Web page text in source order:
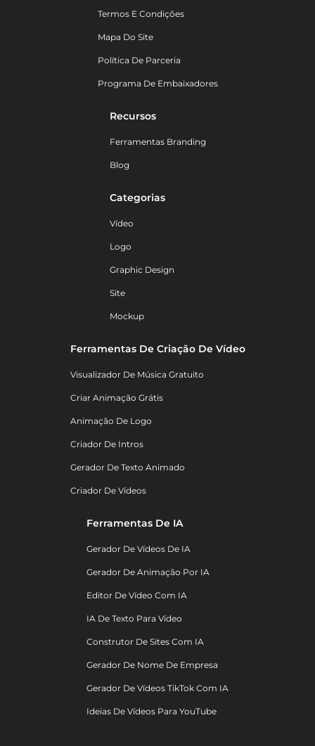
Termos E Condições
Mapa Do Site
Política De Parceria
Programa De Embaixadores
Recursos
Ferramentas Branding
Blog
Categorias
Vídeo
Logo
Graphic Design
Site
Mockup
Ferramentas De Criação De Vídeo
Visualizador De Música Gratuito
Criar Animação Grátis
Animação De Logo
Criador De Intros
Gerador De Texto Animado
Criador De Vídeos
Ferramentas De IA
Gerador De Vídeos De IA
Gerador De Animação Por IA
Editor De Vídeo Com IA
IA De Texto Para Vídeo
Construtor De Sites Com IA
Gerador De Nome De Empresa
Gerador De Vídeos TikTok Com IA
Ideias De Vídeos Para YouTube